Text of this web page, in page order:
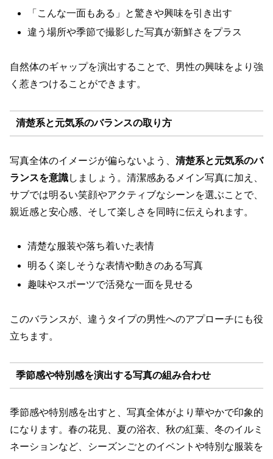
「こんな一面もある」と驚きや興味を引き出す
違う場所や季節で撮影した写真が新鮮さをプラス
自然体のギャップを演出することで、男性の興味をより強
く惹きつけることができます。
清楚系と元気系のバランスの取り方
写真全体のイメージが偏らないよう、 清楚系と元気系のバ
ランスを意識しましょう。清潔感あるメイン写真に加え、
サブでは明るい笑顔やアクティブなシーンを選ぶことで、
親近感と安心感、そして楽しさを同時に伝えられます。
清楚な服装や落ち着いた表情
明るく楽しそうな表情や動きのある写真
趣味やスポーツで活発な一面を見せる
このバランスが、違うタイプの男性へのアプローチにも役
立ちます。
季節感や特別感を演出する写真の組み合わせ
季節感や特別感を出すと、写真全体がより華やかで印象的
になります。春の花見、夏の浴衣、秋の紅葉、冬のイルミ
ネーションなど、シーズンごとのイベントや特別な服装を